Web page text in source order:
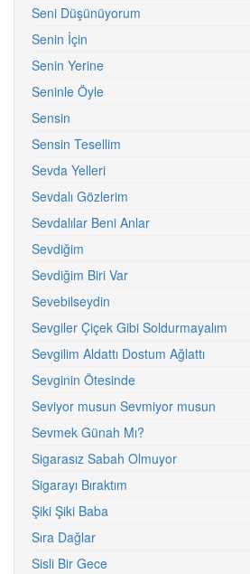
Seni Düşünüyorum
Senin İçin
Senin Yerine
Seninle Öyle
Sensin
Sensin Tesellim
Sevda Yelleri
Sevdalı Gözlerim
Sevdalılar Beni Anlar
Sevdiğim
Sevdiğim Biri Var
Sevebilseydin
Sevgiler Çiçek Gibi Soldurmayalım
Sevgilim Aldattı Dostum Ağlattı
Sevginin Ötesinde
Seviyor musun Sevmiyor musun
Sevmek Günah Mı?
Sigarasız Sabah Olmuyor
Sigarayı Bıraktım
Şiki Şiki Baba
Sıra Dağlar
Sisli Bir Gece